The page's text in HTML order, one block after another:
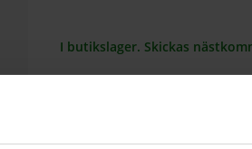
I butikslager. Skickas